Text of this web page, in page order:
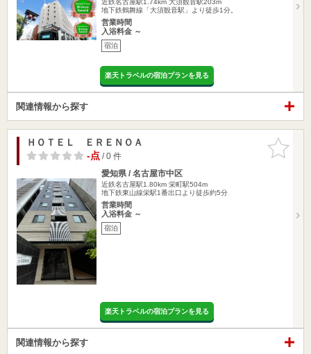
近鉄名古屋駅1.74km 大須観音駅203m
地下鉄鶴舞線「大須観音駅」より徒歩1分。
営業時間
入浴料金 ～
宿泊
楽天トラベルの宿泊プランを見る
関連情報から探す
お気に入
りに追加
ＨＯＴＥＬ ＥＲＥＮＯＡ
-点/ 0 件
愛知県 / 名古屋市中区
近鉄名古屋駅1.80km 栄町駅504m
地下鉄東山線栄駅1番出口より徒歩約5分
営業時間
入浴料金 ～
宿泊
楽天トラベルの宿泊プランを見る
関連情報から探す